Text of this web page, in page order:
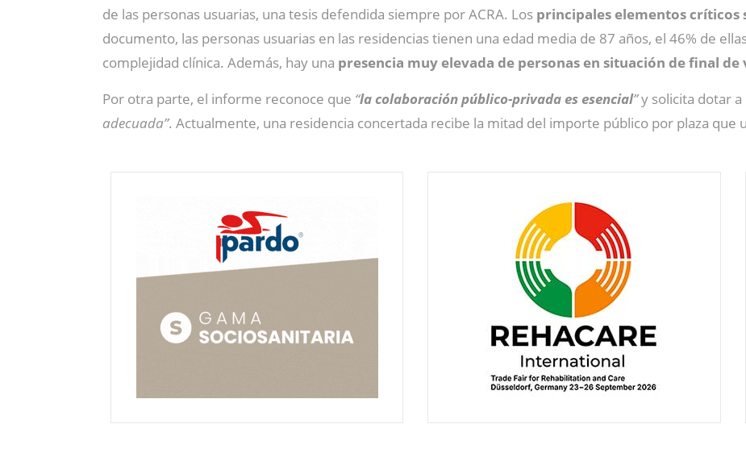
de las personas usuarias, una tesis defendida siempre por ACRA. Los principales elementos críticos
documento, las personas usuarias en las residencias tienen una edad media de 87 años, el 46% de
complejidad clínica. Además, hay una presencia muy elevada de personas en situación de final de
Por otra parte, el informe reconoce que “la colaboración público-privada es esencial”y solicita dotar a
adecuada”. Actualmente, una residencia concertada recibe la mitad del importe público por plaza que